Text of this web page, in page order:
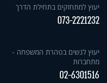
יעוץ למתחזקים בתחילת הדרך
073-2221232
יעוץ לנשים בטהרת המשפחה -
מתחברות
02-6301516